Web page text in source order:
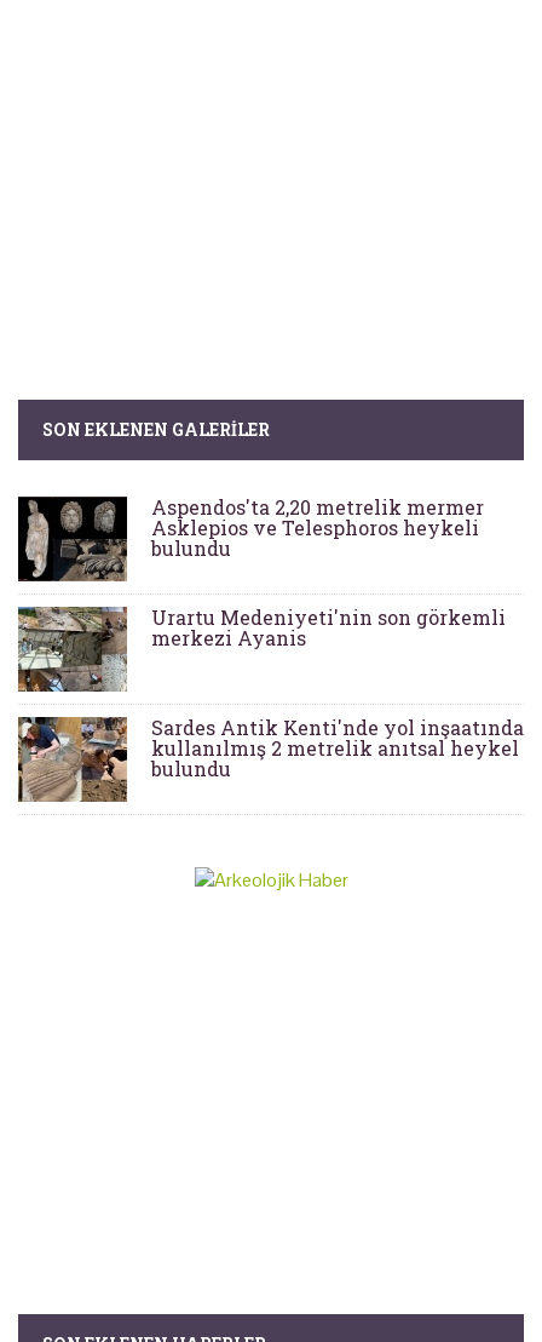
SON EKLENEN GALERILER
Aspendos'ta 2,20 metrelik mermer
Asklepios ve Telesphoros heykeli
bulundu
Urartu Medeniyeti'nin son görkemli
merkezi Ayanis
Sardes Antik Kenti'nde yol inşaatında
kullanılmış 2 metrelik anıtsal heykel
bulundu